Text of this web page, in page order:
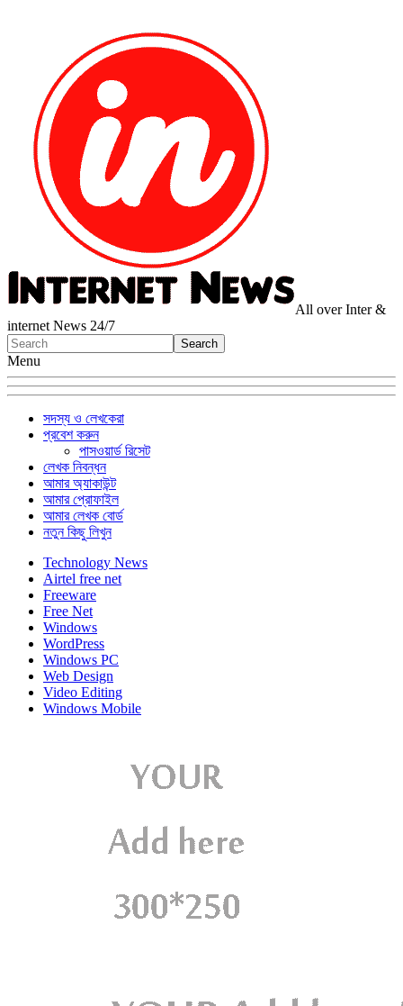
All over Inter &
internet News 24/7
Menu
সদস্য ও লেখকেরা
প্রবেশ করুন
পাসওয়ার্ড রিসেট
লেখক নিবন্ধন
আমার অ্যাকাউন্ট
আমার প্রোফাইল
আমার লেখক বোর্ড
নতুন কিছু লিখুন
Technology News
Airtel free net
Freeware
Free Net
Windows
WordPress
Windows PC
Web Design
Video Editing
Windows Mobile